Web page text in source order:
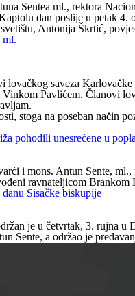
Sentea ml., rektora
dan poslije u petak
Antonija Škrtić,
ml.
lovačkog saveza
Pavlićem. Članovi
stoga na poseban način
pohodili unesrećene u
i mons. Antun Sente,
ravnateljicom Brankom
Sisačke biskupije
je u četvrtak, 3. rujna
Sente, a održao je